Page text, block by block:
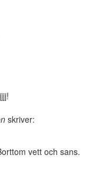
skriver:
vett och sans.